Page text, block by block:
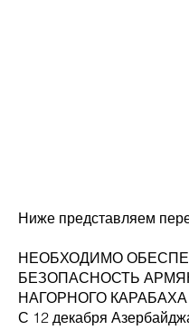
Ниже представляем
НЕОБХОДИМО
БЕЗОПАСНОСТЬ
НАГОРНОГО КАРАБАХА
С 12 декабря